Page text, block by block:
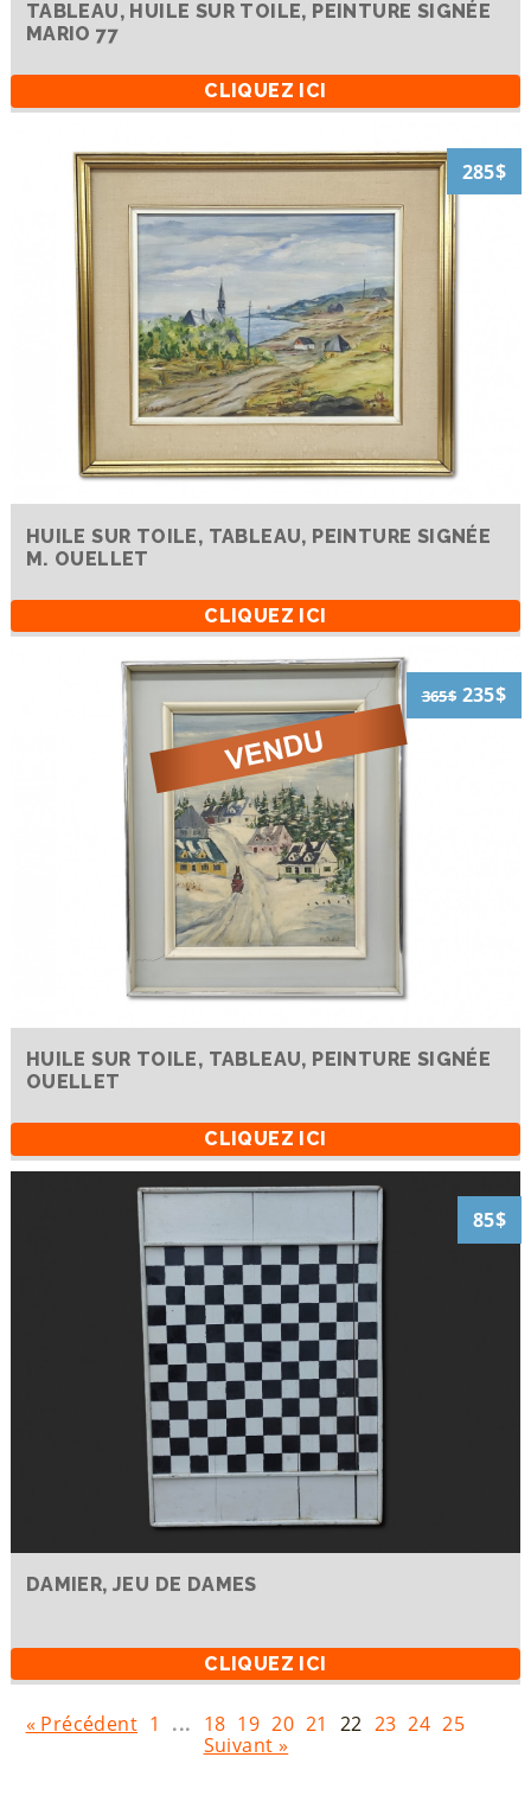
TABLEAU, HUILE SUR TOILE, PEINTURE SIGNÉE
MARIO 77
CLIQUEZ ICI
285$
HUILE SUR TOILE, TABLEAU, PEINTURE SIGNÉE
M. OUELLET
CLIQUEZ ICI
365$ 235$
HUILE SUR TOILE, TABLEAU, PEINTURE SIGNÉE
OUELLET
CLIQUEZ ICI
85$
DAMIER, JEU DE DAMES
CLIQUEZ ICI
« Précédent 1 ... 18 19 20 21 22 23 24 25
Suivant »